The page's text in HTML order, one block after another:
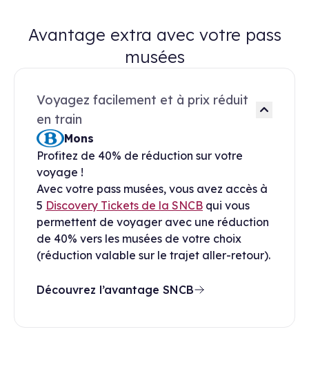
Avantage extra avec votre pass
musées
Voyagez facilement et à prix réduit
en train
Mons
Profitez de 40% de réduction sur votre
voyage !
Avec votre pass musées, vous avez accès à
5 Discovery Tickets de la SNCB qui vous
permettent de voyager avec une réduction
de 40% vers les musées de votre choix
(réduction valable sur le trajet aller-retour).
Découvrez l’avantage SNCB